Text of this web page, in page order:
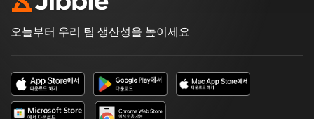
오늘부터 우리 팀 생산성을 높이세요